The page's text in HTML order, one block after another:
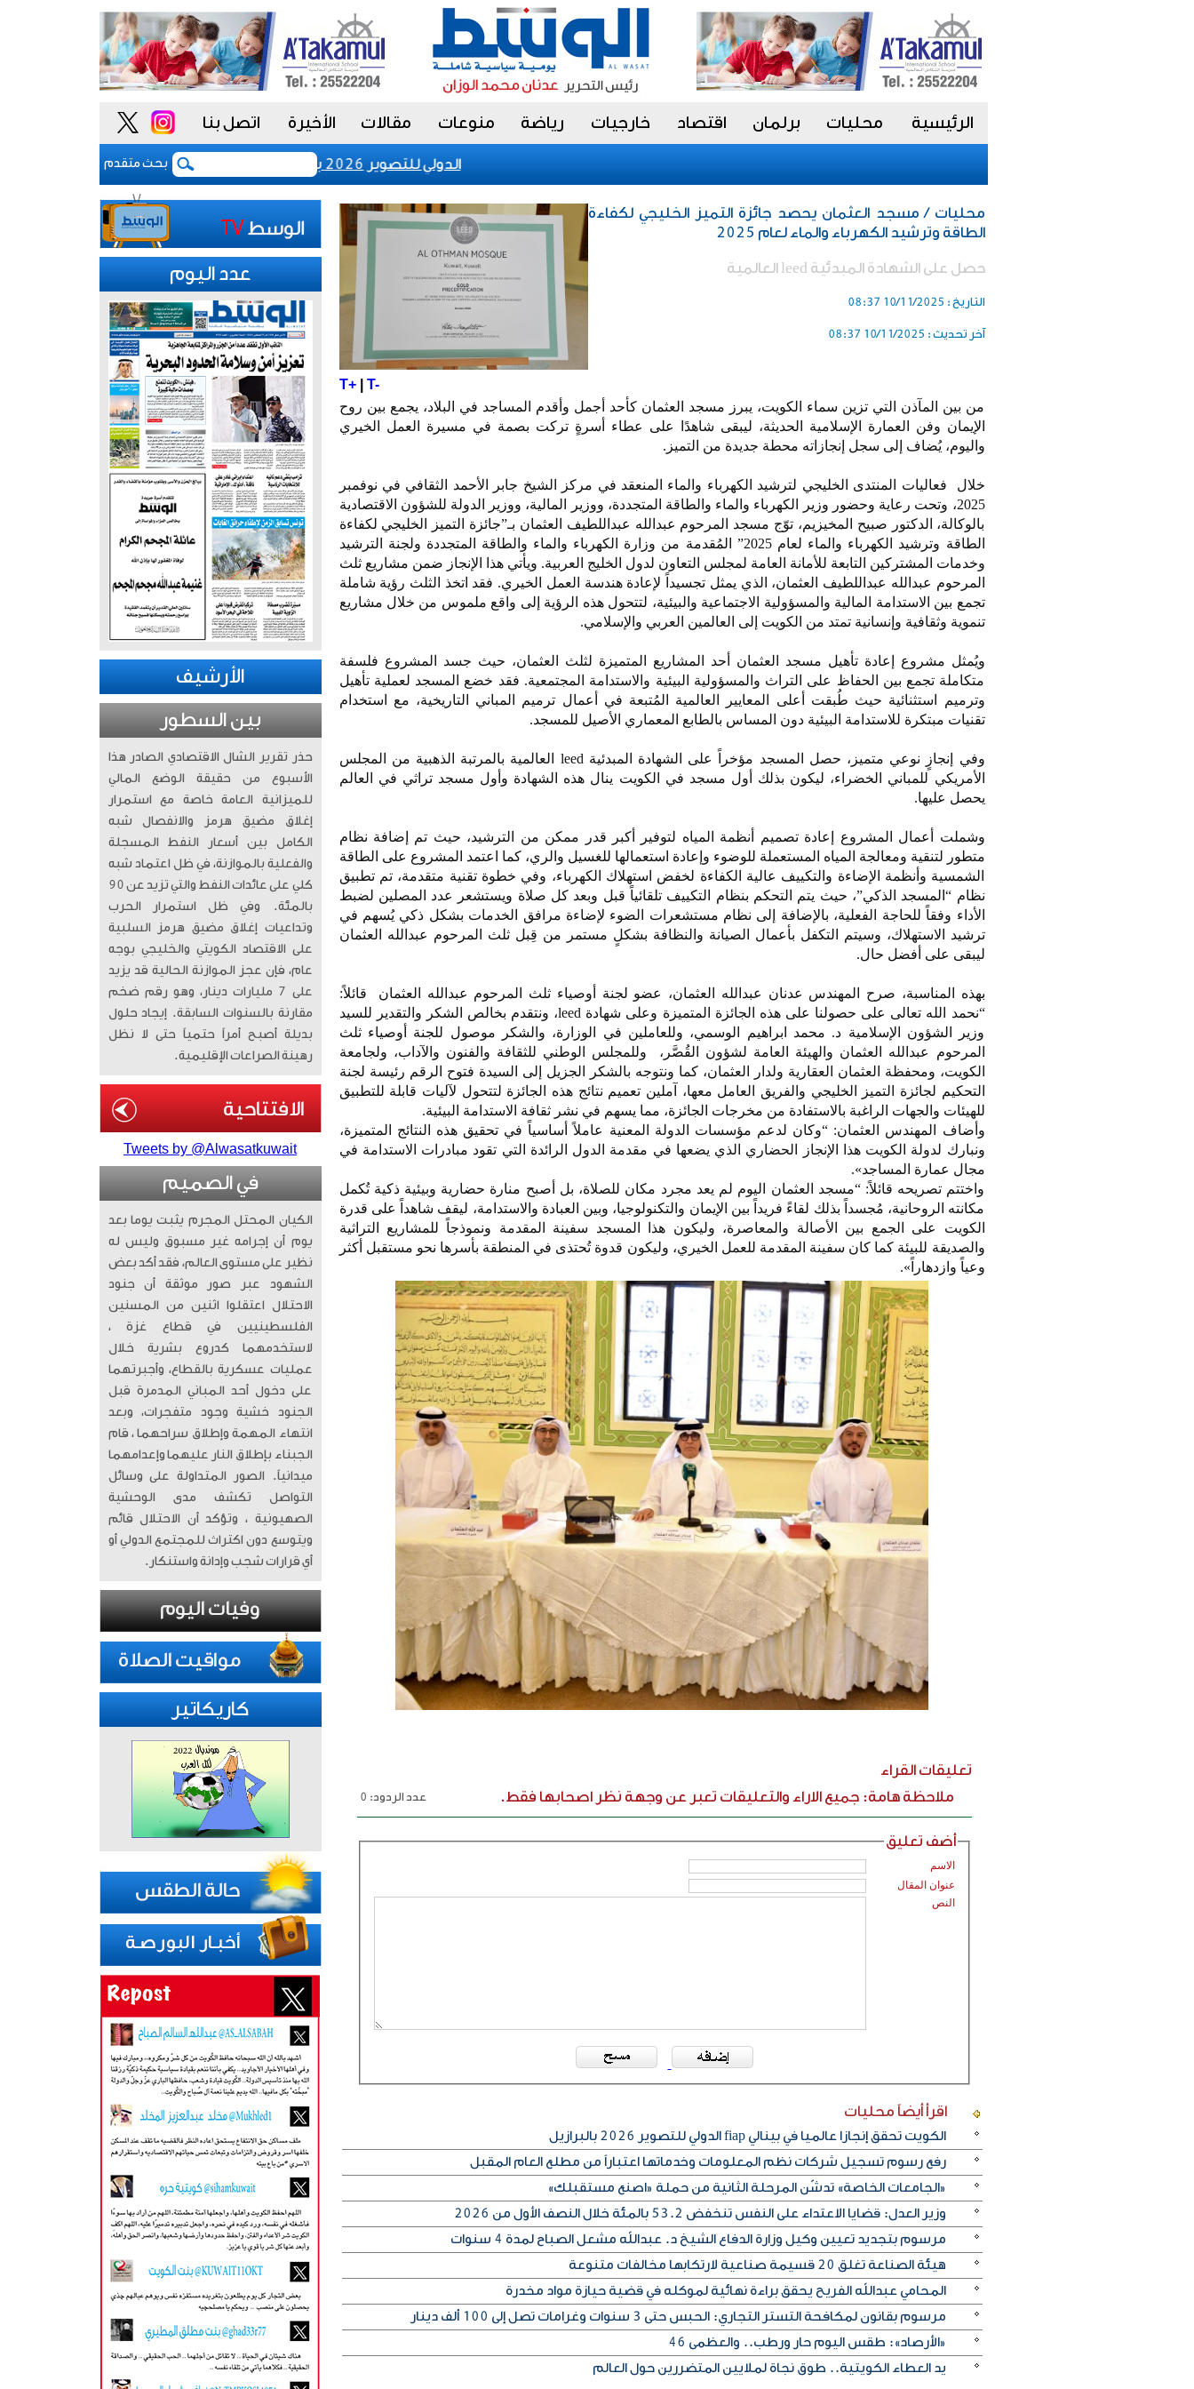
الرئيسية محليات برلمان اقتصاد خارجيات رياضة منوعات مقالات الأخيرة اتصل بنا
بحث متقدم الكويت تحقق إنجازا عالميا في بينالي fiap الدولي للتصوير 2026 بالبرازيل رفع رسوم تسجيل شركات نظم
محليات / مسجد العثمان يحصد جائزة التميز الخليجي لكفاءة
الطاقة وترشيد الكهرباء والماء لعام 2025
حصل على الشهادة المبدئية leed العالمية
التاريخ : 10/11/2025 08:37
آخر تحديث : 10/11/2025 08:37
T+| T-
من بين المآذن التي تزين سماء الكويت، يبرز مسجد العثمان كأحد أجمل وأقدم المساجد في البلاد، يجمع بين روح
الإيمان وفن العمارة الإسلامية الحديثة، ليبقى شاهدًا على عطاء أسرةٍ تركت بصمة في مسيرة العمل الخيري
واليوم، يُضاف إلى سجل إنجازاته محطة جديدة من التميز.
خلال فعاليات المنتدى الخليجي لترشيد الكهرباء والماء المنعقد في مركز الشيخ جابر الأحمد الثقافي في نوفمبر
2025، وتحت رعاية وحضور وزير الكهرباء والماء والطاقة المتجددة، ووزير المالية، ووزير الدولة للشؤون الاقتصادية
بالوكالة، الدكتور صبيح المخيزيم، توّج مسجد المرحوم عبدالله عبداللطيف العثمان بـ”جائزة التميز الخليجي لكفاءة
الطاقة وترشيد الكهرباء والماء لعام 2025” المُقدمة من وزارة الكهرباء والماء والطاقة المتجددة ولجنة الترشيد
وخدمات المشتركين التابعة للأمانة العامة لمجلس التعاون لدول الخليج العربية. ويأتي هذا الإنجاز ضمن مشاريع ثلث
المرحوم عبدالله عبداللطيف العثمان، الذي يمثل تجسيداً لإعادة هندسة العمل الخيري. فقد اتخذ الثلث رؤية شاملة
تجمع بين الاستدامة المالية والمسؤولية الاجتماعية والبيئية، لتتحول هذه الرؤية إلى واقع ملموس من خلال مشاريع
تنموية وثقافية وإنسانية تمتد من الكويت إلى العالمين العربي والإسلامي.
ويُمثل مشروع إعادة تأهيل مسجد العثمان أحد المشاريع المتميزة لثلث العثمان، حيث جسد المشروع فلسفة
متكاملة تجمع بين الحفاظ على التراث والمسؤولية البيئية والاستدامة المجتمعية. فقد خضع المسجد لعملية تأهيل
وترميم استثنائية حيث طُبقت أعلى المعايير العالمية المُتبعة في أعمال ترميم المباني التاريخية، مع استخدام
تقنيات مبتكرة للاستدامة البيئية دون المساس بالطابع المعماري الأصيل للمسجد.
وفي إنجازٍ نوعي متميز، حصل المسجد مؤخراً على الشهادة المبدئية leed العالمية بالمرتبة الذهبية من المجلس
الأمريكي للمباني الخضراء، ليكون بذلك أول مسجد في الكويت ينال هذه الشهادة وأول مسجد تراثي في العالم
يحصل عليها.
وشملت أعمال المشروع إعادة تصميم أنظمة المياه لتوفير أكبر قدر ممكن من الترشيد، حيث تم إضافة نظام
متطور لتنقية ومعالجة المياه المستعملة للوضوء وإعادة استعمالها للغسيل والري، كما اعتمد المشروع على الطاقة
الشمسية وأنظمة الإضاءة والتكييف عالية الكفاءة لخفض استهلاك الكهرباء، وفي خطوة تقنية متقدمة، تم تطبيق
نظام “المسجد الذكي”، حيث يتم التحكم بنظام التكييف تلقائياً قبل وبعد كل صلاة ويستشعر عدد المصلين لضبط
الأداء وفقاً للحاجة الفعلية، بالإضافة إلى نظام مستشعرات الضوء لإضاءة مرافق الخدمات بشكل ذكي يُسهم في
ترشيد الاستهلاك، وسيتم التكفل بأعمال الصيانة والنظافة بشكلٍ مستمر من قِبل ثلث المرحوم عبدالله العثمان
ليبقى على أفضل حال.
بهذه المناسبة، صرح المهندس عدنان عبدالله العثمان، عضو لجنة أوصياء ثلث المرحوم عبدالله العثمان قائلاً:
“نحمد الله تعالى على حصولنا على هذه الجائزة المتميزة وعلى شهادة leed، ونتقدم بخالص الشكر والتقدير للسيد
وزير الشؤون الإسلامية د. محمد ابراهيم الوسمي، وللعاملين في الوزارة، والشكر موصول للجنة أوصياء ثلث
المرحوم عبدالله العثمان والهيئة العامة لشؤون القُصَّر، وللمجلس الوطني للثقافة والفنون والآداب، ولجامعة
الكويت، ومحفظة العثمان العقارية ولدار العثمان، كما ونتوجه بالشكر الجزيل إلى السيدة فتوح الرقم رئيسة لجنة
التحكيم لجائزة التميز الخليجي والفريق العامل معها، آملين تعميم نتائج هذه الجائزة لتتحول لآليات قابلة للتطبيق
للهيئات والجهات الراغبة بالاستفادة من مخرجات الجائزة، مما يسهم في نشر ثقافة الاستدامة البيئية.
وأضاف المهندس العثمان: “وكان لدعم مؤسسات الدولة المعنية عاملاً أساسياً في تحقيق هذه النتائج المتميزة،
ونبارك لدولة الكويت هذا الإنجاز الحضاري الذي يضعها في مقدمة الدول الرائدة التي تقود مبادرات الاستدامة في
مجال عمارة المساجد».
واختتم تصريحه قائلاً: “مسجد العثمان اليوم لم يعد مجرد مكان للصلاة، بل أصبح منارة حضارية وبيئية ذكية تُكمل
مكانته الروحانية، مُجسداً بذلك لقاءً فريداً بين الإيمان والتكنولوجيا، وبين العبادة والاستدامة، ليقف شاهداً على قدرة
الكويت على الجمع بين الأصالة والمعاصرة، وليكون هذا المسجد سفينة المقدمة ونموذجاً للمشاريع التراثية
والصديقة للبيئة كما كان سفينة المقدمة للعمل الخيري، وليكون قدوة تُحتذى في المنطقة بأسرها نحو مستقبل أكثر
وعياً وازدهاراً».
تعليقات القراء
ملاحظة هامة: جميع الاراء والتعليقات تعبر عن وجهة نظر اصحابها فقط.
عدد الردود: 0
أضف تعليق
الاسم
عنوان المقال
النص
اقرأ أيضاً محليات
الكويت تحقق إنجازا عالميا في بينالي fiap الدولي للتصوير 2026 بالبرازيل
رفع رسوم تسجيل شركات نظم المعلومات وخدماتها اعتباراً من مطلع العام المقبل
«الجامعات الخاصة» تدشّن المرحلة الثانية من حملة «اصنع مستقبلك»
وزير العدل: قضايا الاعتداء على النفس تنخفض 53.2 بالمئة خلال النصف الأول من 2026
مرسوم بتجديد تعيين وكيل وزارة الدفاع الشيخ د. عبدالله مشعل الصباح لمدة 4 سنوات
هيئة الصناعة تغلق 20 قسيمة صناعية لارتكابها مخالفات متنوعة
المحامي عبدالله الفريح يحقق براءة نهائية لموكله في قضية حيازة مواد مخدرة
مرسوم بقانون لمكافحة التستر التجاري: الحبس حتى 3 سنوات وغرامات تصل إلى 100 ألف دينار
«الأرصاد»: طقس اليوم حار ورطب.. والعظمى 46
يد العطاء الكويتية.. طوق نجاة لملايين المتضررين حول العالم
عدد اليوم
الأرشيف
بين السطور
حذر تقرير الشال الاقتصادي الصادر هذا
الأسبوع من حقيقة الوضع المالي
للميزانية العامة خاصة مع استمرار
إغلاق مضيق هرمز والانفصال شبه
الكامل بين أسعار النفط المسجلة
والفعلية بالموازنة، في ظل اعتماد شبه
كلي على عائدات النفط والتي تزيد عن 90
بالمئة. وفي ظل استمرار الحرب
وتداعيات إغلاق مضيق هرمز السلبية
على الاقتصاد الكويتي والخليجي بوجه
عام، فإن عجز الموازنة الحالية قد يزيد
على 7 مليارات دينار، وهو رقم ضخم
مقارنة بالسنوات السابقة. إيجاد حلول
بديلة أصبح أمراً حتمياً حتى لا نظل
رهينة الصراعات الإقليمية.
Tweets by @Alwasatkuwait
في الصميم
الكيان المحتل المجرم يثبت يوما بعد
يوم أن إجرامه غير مسبوق وليس له
نظير على مستوى العالم، فقد أكد بعض
الشهود عبر صور موثقة أن جنود
الاحتلال اعتقلوا اثنين من المسنين
الفلسطينيين في قطاع غزة ،
لاستخدمهما كدروع بشرية خلال
عمليات عسكرية بالقطاع، وأجبرتهما
على دخول أحد المباني المدمرة قبل
الجنود خشية وجود متفجرات، وبعد
انتهاء المهمة وإطلاق سراحهما ، قام
الجبناء بإطلاق النار عليهما وإعدامهما
ميدانياً. الصور المتداولة على وسائل
التواصل تكشف مدى الوحشية
الصهيونية ، وتؤكد أن الاحتلال قائم
ويتوسع دون اكتراث للمجتمع الدولي أو
أي قرارات شجب وإدانة واستنكار.
كاريكاتير